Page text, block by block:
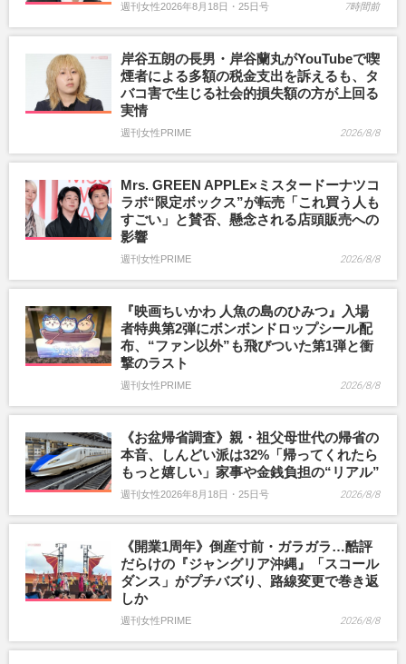
週刊女性2026年8月18日・25日号 7時間前
岸谷五朗の長男・岸谷蘭丸がYouTubeで喫
煙者による多額の税金支出を訴えるも、タ
バコ害で生じる社会的損失額の方が上回る
実情
週刊女性PRIME 2026/8/8
Mrs. GREEN APPLE×ミスタードーナツコ
ラボ“限定ボックス”が転売「これ買う人も
すごい」と賛否、懸念される店頭販売への
影響
週刊女性PRIME 2026/8/8
『映画ちいかわ 人魚の島のひみつ』入場
者特典第2弾にボンボンドロップシール配
布、“ファン以外”も飛びついた第1弾と衝
撃のラスト
週刊女性PRIME 2026/8/8
《お盆帰省調査》親・祖父母世代の帰省の
本音、しんどい派は32%「帰ってくれたら
もっと嬉しい」家事や金銭負担の“リアル”
週刊女性2026年8月18日・25日号 2026/8/8
《開業1周年》倒産寸前・ガラガラ…酷評
だらけの『ジャングリア沖縄』「スコール
ダンス」がプチバズり、路線変更で巻き返
しか
週刊女性PRIME 2026/8/8